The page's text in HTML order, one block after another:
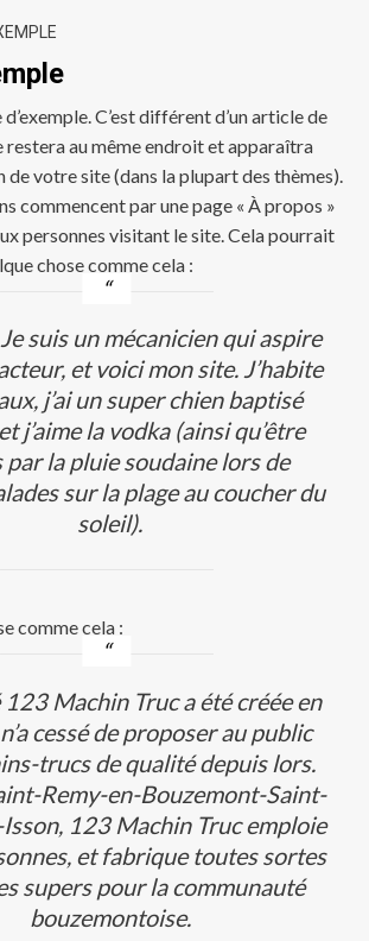
C’est différent d’un article de
restera au même endroit et apparaîtra
de votre site (dans la plupart des thèmes).
commencent par une page « À propos »
personnes visitant le site. Cela pourrait
chose comme cela :
suis un mécanicien qui aspire
et voici mon site. J’habite
j’ai un super chien baptisé
j’aime la vodka (ainsi qu’être
la pluie soudaine lors de
sur la plage au coucher du
soleil).
comme cela :
123 Machin Truc a été créée en
cessé de proposer au public
trucs de qualité depuis lors.
Remy-en-Bouzemont-Saint-
123 Machin Truc emploie
et fabrique toutes sortes
supers pour la communauté
bouzemontoise.